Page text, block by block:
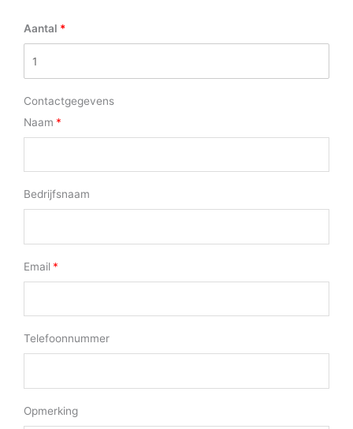
Aantal
Contactgegevens
Naam
Bedrijfsnaam
Email
Telefoonnummer
Opmerking